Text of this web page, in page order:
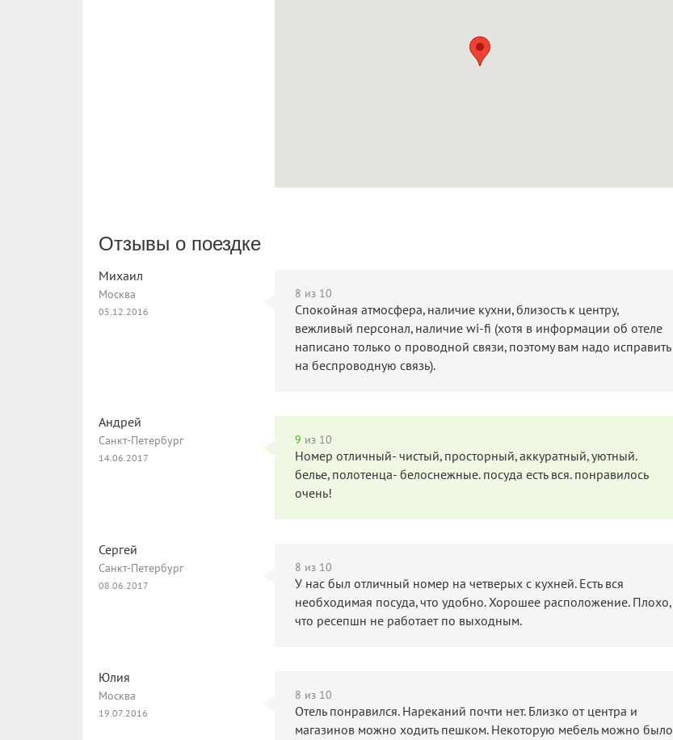
Отзывы о поездке
Михаил
Москва
05.12.2016
8 из 10
Спокойная атмосфера, наличие кухни, близость к центру,
вежливый персонал, наличие wi-fi (хотя в информации об отеле
написано только о проводной связи, поэтому вам надо исправить
на беспроводную связь).
Андрей
Санкт-Петербург
14.06.2017
9 из 10
Номер отличный- чистый, просторный, аккуратный, уютный.
белье, полотенца- белоснежные. посуда есть вся. понравилось
очень!
Сергей
Санкт-Петербург
08.06.2017
8 из 10
У нас был отличный номер на четверых с кухней. Есть вся
необходимая посуда, что удобно. Хорошее расположение. Плохо,
что ресепшн не работает по выходным.
Юлия
Москва
19.07.2016
8 из 10
Отель понравился. Нареканий почти нет. Близко от центра и
магазинов можно ходить пешком. Некоторую мебель можно было